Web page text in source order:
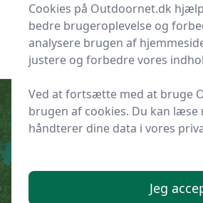
Søg nu
Søg nu
Hvor finder du stille
aftenbad i Jylland?
Cookies på Outdoornet.dk
bedre brugeroplevelse og
analysere brugen af
justere og forbedre vores
Ved at fortsætte med at bruge
brugen af cookies. Du kan læse
håndterer dine data i vores
Jeg